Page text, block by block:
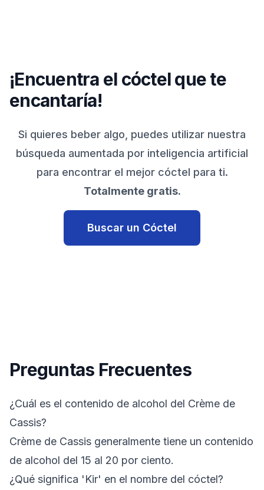
¡Encuentra el cóctel que te
encantaría!
Si quieres beber algo, puedes utilizar nuestra
búsqueda aumentada por inteligencia artificial
para encontrar el mejor cóctel para ti.
Totalmente gratis.
Buscar un Cóctel
Preguntas Frecuentes
¿Cuál es el contenido de alcohol del Crème de
Cassis?
Crème de Cassis generalmente tiene un contenido
de alcohol del 15 al 20 por ciento.
¿Qué significa 'Kir' en el nombre del cóctel?